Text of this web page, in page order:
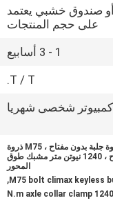
صندوق خشبي يعتمد
على حجم المنتجات
1 - 3 أسابيع
T / T.
1240 نيوتن متر ذروة جلبة بدون مفتاح ، M75 ذروة
الترباس جلبة بدون مفتاح ، 1240 نيوتن متر مشبك طوق
المحور
M75 bolt climax keyless
,
1240 N.m axle collar clamp